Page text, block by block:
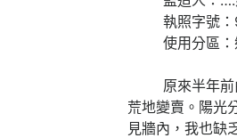
執照字號：
使用分區：
原來半年前由
荒地變賣。陽光
見牆內，我也缺